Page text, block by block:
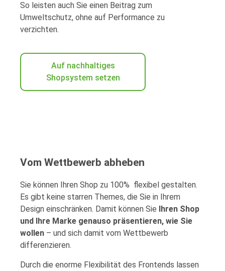
So leisten auch Sie einen Beitrag zum
Umweltschutz, ohne auf Performance zu
verzichten.
Auf nachhaltiges
Shopsystem setzen
Vom Wettbewerb abheben
Sie können Ihren Shop zu 100% flexibel gestalten.
Es gibt keine starren Themes, die Sie in Ihrem
Design einschränken. Damit können Sie
Ihren Shop
und Ihre Marke genauso präsentieren, wie Sie
wollen – und sich damit vom Wettbewerb
differenzieren.
Durch die enorme Flexibilität des Frontends lassen